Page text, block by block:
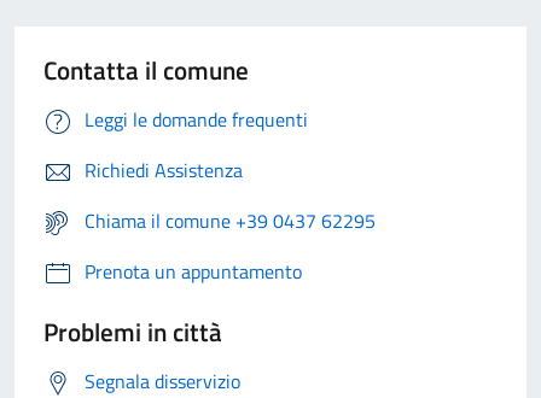
Contatta il comune
Leggi le domande frequenti
Richiedi Assistenza
Chiama il comune +39 0437 62295
Prenota un appuntamento
Problemi in città
Segnala disservizio